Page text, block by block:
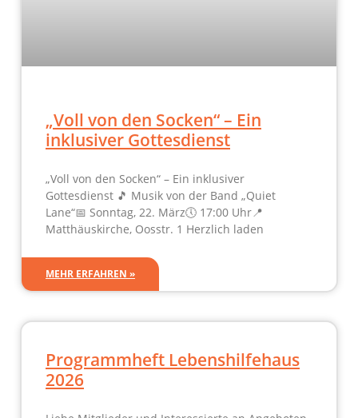
„Voll von den Socken“ – Ein
inklusiver Gottesdienst
„Voll von den Socken“ – Ein inklusiver
Gottesdienst 🎵 Musik von der Band „Quiet
Lane“📅 Sonntag, 22. März🕔 17:00 Uhr📍
Matthäuskirche, Oosstr. 1 Herzlich laden
MEHR ERFAHREN »
Programmheft Lebenshilfehaus
2026